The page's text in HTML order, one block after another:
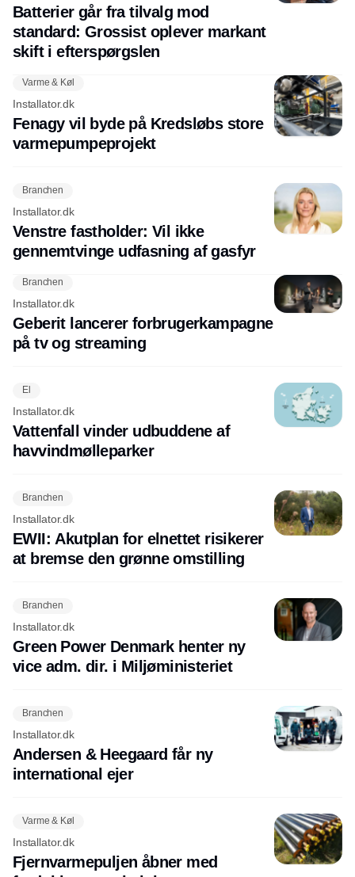
Batterier går fra tilvalg mod
standard: Grossist oplever markant
skift i efterspørgslen
Varme & Køl
Installator.dk
Fenagy vil byde på Kredsløbs store
varmepumpeprojekt
Branchen
Installator.dk
Venstre fastholder: Vil ikke
gennemtvinge udfasning af gasfyr
Branchen
Installator.dk
Geberit lancerer forbrugerkampagne
på tv og streaming
El
Installator.dk
Vattenfall vinder udbuddene af
havvindmølleparker
Branchen
Installator.dk
EWII: Akutplan for elnettet risikerer
at bremse den grønne omstilling
Branchen
Installator.dk
Green Power Denmark henter ny
vice adm. dir. i Miljøministeriet
Branchen
Installator.dk
Andersen & Heegaard får ny
international ejer
Varme & Køl
Installator.dk
Fjernvarmepuljen åbner med